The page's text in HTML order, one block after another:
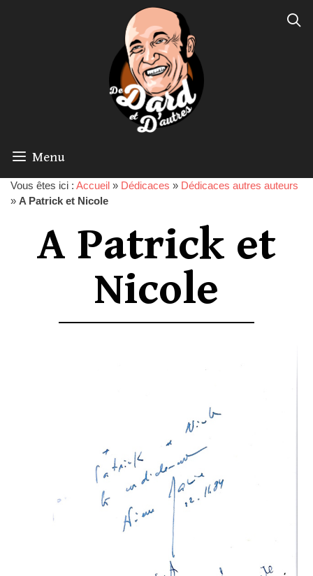
Menu
Vous êtes ici : Accueil » Dédicaces » Dédicaces autres auteurs
» A Patrick et Nicole
A Patrick et
Nicole